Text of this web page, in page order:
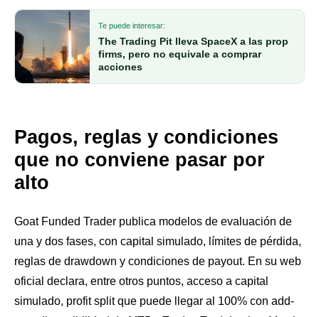
Te puede interesar:
The Trading Pit lleva SpaceX a las prop
firms, pero no equivale a comprar
acciones
Pagos, reglas y condiciones
que no conviene pasar por
alto
Goat Funded Trader publica modelos de evaluación de
una y dos fases, con capital simulado, límites de pérdida,
reglas de drawdown y condiciones de payout. En su web
oficial declara, entre otros puntos, acceso a capital
simulado, profit split que puede llegar al 100% con add-